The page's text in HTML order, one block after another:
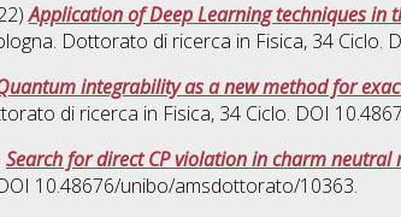
Application of Deep Learning techniques in
Dottorato di ricerca in Fisica, 34 Ciclo.
integrability as a new method for
di ricerca in Fisica, 34 Ciclo. DOI
Search for direct CP violation in charm neutral
10.48676/unibo/amsdottorato/10363.